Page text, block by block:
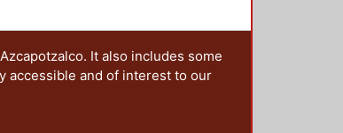
It also includes some
accessible and of interest to our